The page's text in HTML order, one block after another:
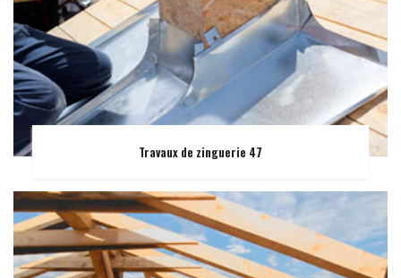
Travaux de zinguerie 47